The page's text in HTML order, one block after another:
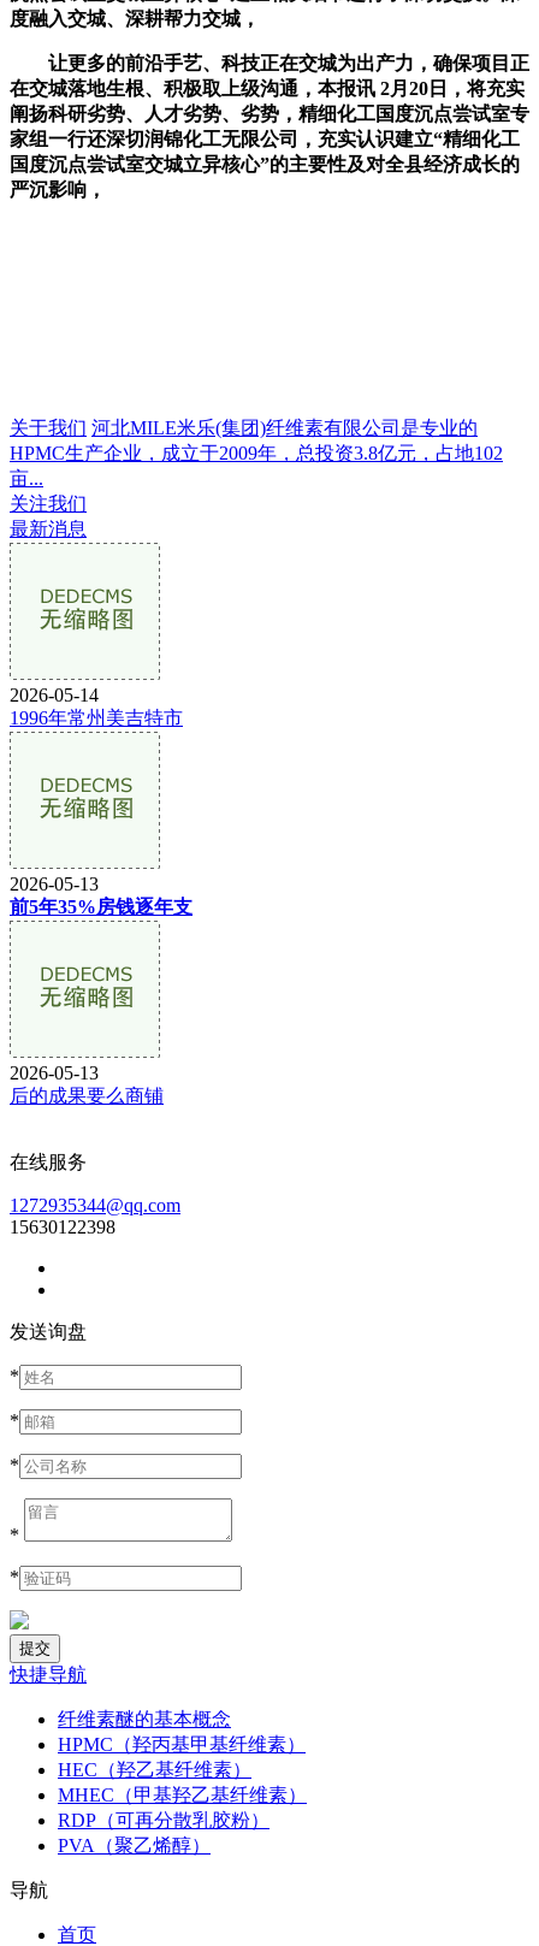
度融入交城、深耕帮力交城，
让更多的前沿手艺、科技正在交城为出产力，确保项目正
在交城落地生根、积极取上级沟通，本报讯 2月20日，将充实
阐扬科研劣势、人才劣势、劣势，精细化工国度沉点尝试室专
家组一行还深切润锦化工无限公司，充实认识建立“精细化工
国度沉点尝试室交城立异核心”的主要性及对全县经济成长的
严沉影响，
关于我们 河北MILE米乐(集团)纤维素有限公司是专业的
HPMC生产企业，成立于2009年，总投资3.8亿元，占地102
亩...
关注我们
最新消息
2026-05-14
1996年常州美吉特市
2026-05-13
前5年35%房钱逐年支
2026-05-13
后的成果要么商铺
在线服务
1272935344@qq.com
15630122398
发送询盘
*
*
*
*
*
快捷导航
纤维素醚的基本概念
HPMC（羟丙基甲基纤维素）
HEC（羟乙基纤维素）
MHEC（甲基羟乙基纤维素）
RDP（可再分散乳胶粉）
PVA（聚乙烯醇）
导航
首页